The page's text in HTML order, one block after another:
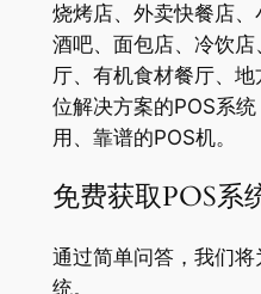
烧烤店、外卖快餐店、
酒吧、面包店、冷饮
厅、有机食材餐厅、
位解决方案的POS系
用、靠谱的POS机。
免费获取POS系
通过简单问答，我们
统。